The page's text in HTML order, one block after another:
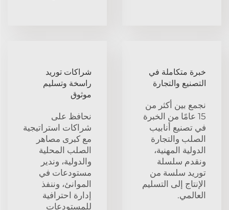
خبرة متكاملة في
التصنيع والتجارة
نجمع بين أكثر من
15 عامًا من الخبرة
في تصنيع أنابيب
الصلب والتجارة
الدولية المهنية،
ونقدم سلسلة
توريد سلسة من
الإنتاج إلى التسليم
العالمي.
شراكات توريد
راسخة وتسليم
موثوق
نحافظ على
شراكات استراتيجية
مع كبرى مصاهر
الصلب المحلية
والدولية، وندير
مستودعات في
الموانئ، وننفذ
إدارة احترافية
للمستودعات